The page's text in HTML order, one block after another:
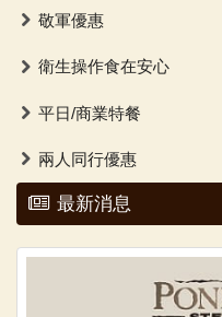
敬軍優惠
衛生操作食在安心
平日/商業特餐
兩人同行優惠
最新消息